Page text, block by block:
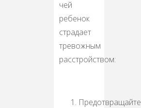
чей
ребенок
страдает
тревожным
расстройством:
Предотвращайте